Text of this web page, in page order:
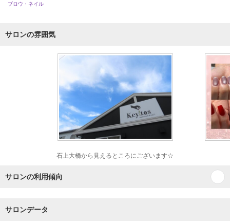
ブロウ・ネイル
サロンの雰囲気
石上大橋から見えるところにございます☆
サロンの利用傾向
サロンデータ